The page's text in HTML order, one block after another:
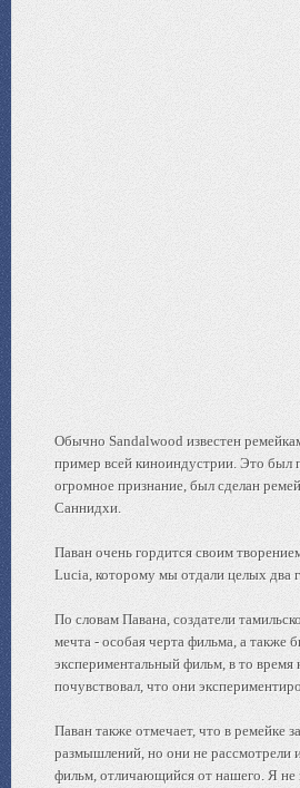
Обычно Sandalwood известен
пример всей киноиндустрии. Это был
огромное признание, был сделан
Саннидхи.
Паван очень гордится своим
Lucia, которому мы отдали целых два
По словам Павана, создатели
мечта - особая черта фильма, а также
экспериментальный фильм, в то
почувствовал, что они
Паван также отмечает, что в
размышлений, но они не рассмотрели
фильм, отличающийся от нашего. Я не